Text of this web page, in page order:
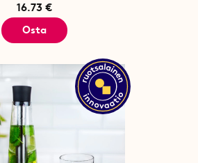
16.73 €
Osta